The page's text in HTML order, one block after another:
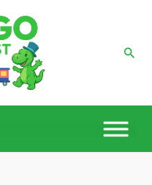
Sök